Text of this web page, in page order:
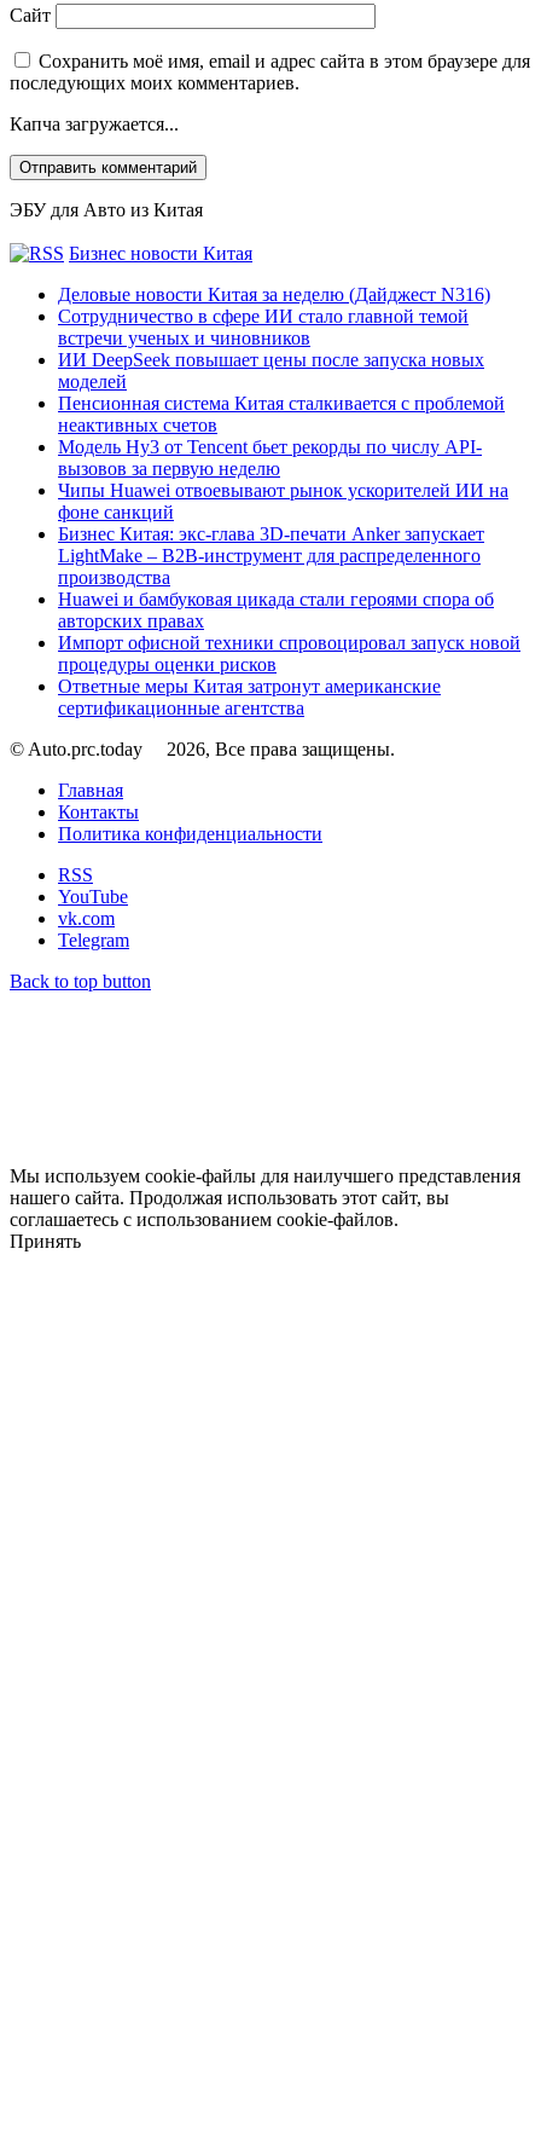
Сайт
Сохранить моё имя, email и адрес сайта в этом браузере для
последующих моих комментариев.
Капча загружается...
ЭБУ для Авто из Китая
Бизнес новости Китая
Деловые новости Китая за неделю (Дайджест N316)
Сотрудничество в сфере ИИ стало главной темой
встречи ученых и чиновников
ИИ DeepSeek повышает цены после запуска новых
моделей
Пенсионная система Китая сталкивается с проблемой
неактивных счетов
Модель Hy3 от Tencent бьет рекорды по числу API-
вызовов за первую неделю
Чипы Huawei отвоевывают рынок ускорителей ИИ на
фоне санкций
Бизнес Китая: экс-глава 3D-печати Anker запускает
LightMake – B2B-инструмент для распределенного
производства
Huawei и бамбуковая цикада стали героями спора об
авторских правах
Импорт офисной техники спровоцировал запуск новой
процедуры оценки рисков
Ответные меры Китая затронут американские
сертификационные агентства
© Auto.prc.today
2026, Все права защищены.
Главная
Контакты
Политика конфиденциальности
RSS
YouTube
vk.com
Telegram
Back to top button
Мы используем cookie-файлы для наилучшего представления
нашего сайта. Продолжая использовать этот сайт, вы
соглашаетесь с использованием cookie-файлов.
Принять